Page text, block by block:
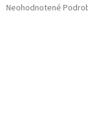
Priemerné
Neohodnotené